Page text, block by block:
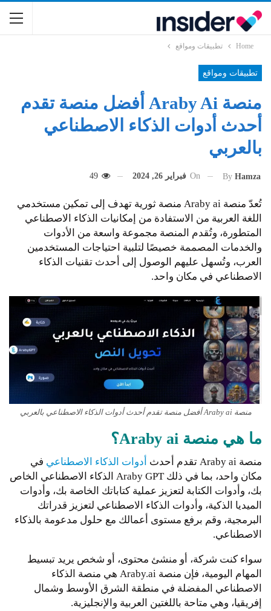
Home تطبيقات ومواقع
تطبيقات ومواقع
منصة Araby Ai أفضل منصة تقدم
أحدث أدوات الذكاء الاصطناعي
بالعربي
By Hamza
On فبراير 26, 2024
تُعدّ منصة Araby ai منصة ثورية تهدف إلى تمكين مستخدمي
اللغة العربية من الاستفادة من إمكانيات الذكاء الاصطناعي
المتطورة، وتُقدم المنصة مجموعة واسعة من الأدوات
والخدمات المصممة خصيصًا لتلبية احتياجات المستخدمين
العرب، وتُسهل عليهم الوصول إلى أحدث تقنيات الذكاء
الاصطناعي في مكان واحد.
منصة Araby ai أفضل منصة تقدم أحدث أدوات الذكاء الاصطناعي بالعربي
ما هي منصة Araby ai؟
منصة Araby ai تقدم أحدث أدوات الذكاء الاصطناعي في
مكان واحد، بما في ذلك Araby GPT الذكاء الاصطناعي الخاص
بك، وأدوات الكتابة لتعزيز عملية كتاباتك الخاصة بك، وأدوات
الميديا الذكية، وأدوات الذكاء الاصطناعي لتعزيز قدراتك
البرمجية، وقم برفع مستوى أعمالك مع حلول مدعومة بالذكاء
الاصطناعي.
سواء كنت شركة، أو منشئ محتوى، أو شخص يريد تبسيط
المهام اليومية، فإن منصة Araby.ai هي منصة الذكاء
الاصطناعي المفضلة في منطقة الشرق الأوسط وشمال
إفريقيا، وهي متاحة باللغتين العربية والإنجليزية.